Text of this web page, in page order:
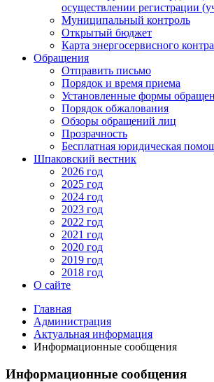
осуществлении регистрации
Муниципальный контроль
Открытый бюджет
Карта энергосервисного
Обращения
Отправить письмо
Порядок и время приема
Установленные формы
Порядок обжалования
Обзоры обращений лиц
Прозрачность
Бесплатная юридическая
Шпаковский вестник
2026 год
2025 год
2024 год
2023 год
2022 год
2021 год
2020 год
2019 год
2018 год
О сайте
Главная
Администрация
Актуальная информация
Информационные сообщения
Информационные сообщения